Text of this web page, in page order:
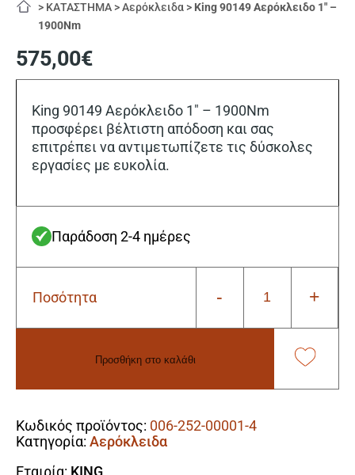
> ΚΑΤΑΣΤΗΜΑ >Αερόκλειδα > King 90149 Αερόκλειδο 1″ –
1900Nm
575,00€
King 90149 Αερόκλειδο 1″ – 1900Nm
προσφέρει βέλτιστη απόδοση και σας
επιτρέπει να αντιμετωπίζετε τις δύσκολες
εργασίες με ευκολία.
Παράδοση 2-4 ημέρες
Ποσότητα -
King
+
Προσθήκη στο καλάθι
Κωδικός προϊόντος: 006-252-00001-4
Κατηγορία: Αερόκλειδα
Εταιρία: KING